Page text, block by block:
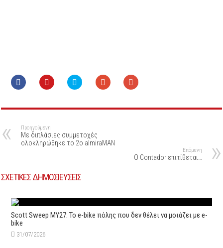
Προηγούμενη
Με διπλάσιες συμμετοχές
ολοκληρώθηκε το 2ο almiraMAN
Επόμενη
Ο Contador επιτίθεται…
ΣΧΕΤΙΚΕΣ ΔΗΜΟΣΙΕΥΣΕΙΣ
Scott Sweep MY27: Το e-bike πόλης που δεν θέλει να μοιάζει με e-
bike
31/07/2026